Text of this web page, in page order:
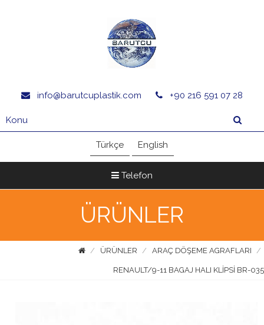
info@barutcuplastik.com +90 216 591 07 28
Türkçe English
Telefon
ÜRÜNLER
ÜRÜNLER ARAÇ DÖŞEME AGRAFLARI
RENAULT/9-11 BAGAJ HALI KLİPSİ BR-035